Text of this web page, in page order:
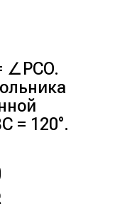
∠PCO.
= 120°.